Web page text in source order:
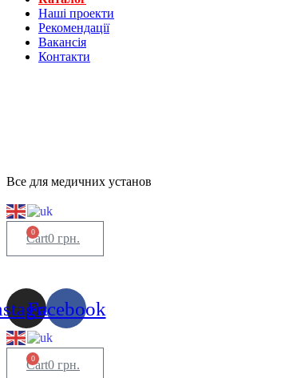
Нашi проекти
Рекомендації
Вакансiя
Контакти
Все для медичних установ
0 грн.
0
Cart
Facebook
0 грн.
0
Cart